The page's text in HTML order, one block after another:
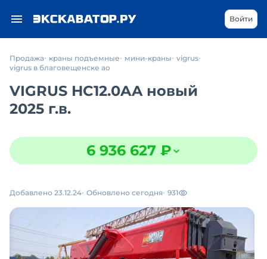
Войти
Продажа краны подъемные мини-краны vigrus
vigrus в благовещенске ао
VIGRUS HC12.0AA новый
2025 г.в.
6 936 627 ₽
Добавлено 23.12.24 Обновлено сегодня 931